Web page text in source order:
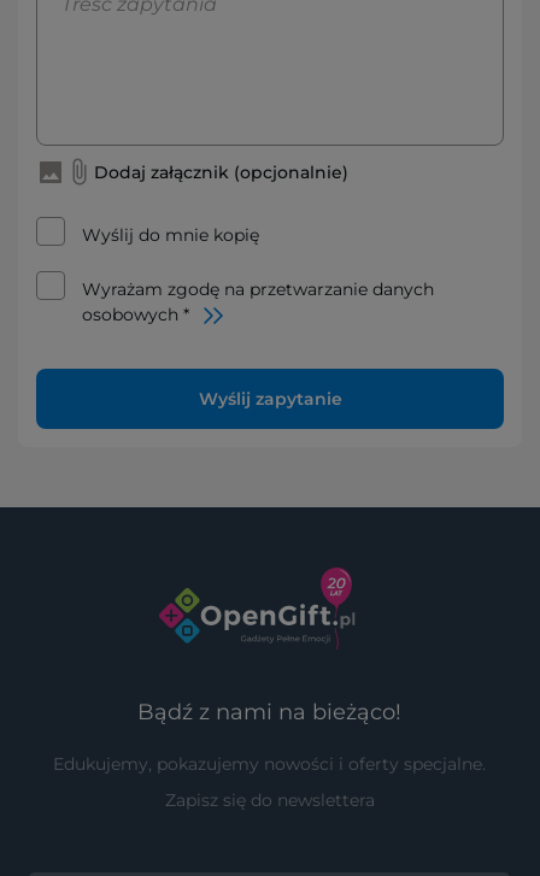
Dodaj załącznik (opcjonalnie)
Wyślij do mnie kopię
Wyrażam zgodę na przetwarzanie danych
osobowych *
Wyślij zapytanie
Bądź z nami na bieżąco!
Edukujemy, pokazujemy nowości i oferty specjalne.
Zapisz się do newslettera